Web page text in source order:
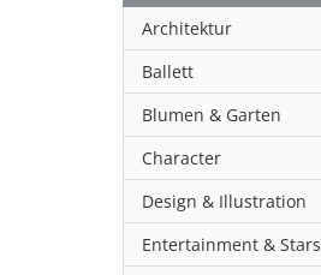
Architektur
Ballett
Blumen & Garten
Character
Design & Illustration
Entertainment & Stars